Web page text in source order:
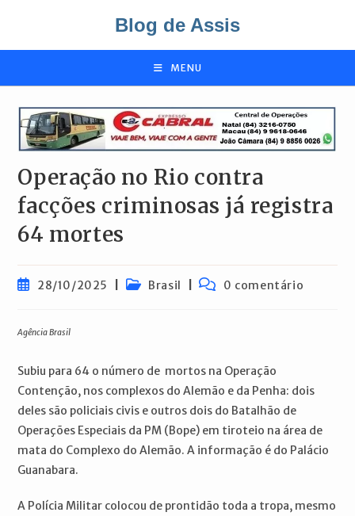
o
Blog de Assis
MENU
Operação no Rio contra
facções criminosas já registra
64 mortes
Post28/10/2025
Categoria
Brasil
Comentários
0 comentário
Agência Brasil
Subiu para 64 o número de mortos na Operação
Contenção, nos complexos do Alemão e da Penha: dois
deles são policiais civis e outros dois do Batalhão de
Operações Especiais da PM (Bope) em tiroteio na área de
mata do Complexo do Alemão. A informação é do Palácio
Guanabara.
A Polícia Militar colocou de prontidão toda a tropa, mesmo